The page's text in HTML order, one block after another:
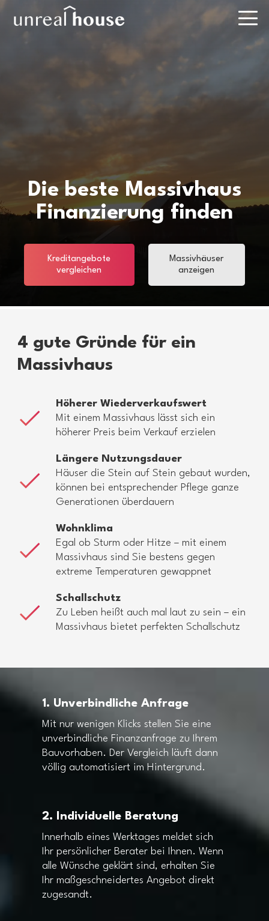
Die beste Massivhaus
Finanzierung finden
Kreditangebote
vergleichen
Massivhäuser
anzeigen
4 gute Gründe für ein
Massivhaus
Höherer Wiederverkaufswert
Mit einem Massivhaus lässt sich ein
höherer Preis beim Verkauf erzielen
Längere Nutzungsdauer
Häuser die Stein auf Stein gebaut wurden,
können bei entsprechender Pflege ganze
Generationen überdauern
Wohnklima
Egal ob Sturm oder Hitze – mit einem
Massivhaus sind Sie bestens gegen
extreme Temperaturen gewappnet
Schallschutz
Zu Leben heißt auch mal laut zu sein – ein
Massivhaus bietet perfekten Schallschutz
1. Unverbindliche Anfrage
Mit nur wenigen Klicks stellen Sie eine
unverbindliche Finanzanfrage zu Ihrem
Bauvorhaben. Der Vergleich läuft dann
völlig automatisiert im Hintergrund.
2. Individuelle Beratung
Innerhalb eines Werktages meldet sich
Ihr persönlicher Berater bei Ihnen. Wenn
alle Wünsche geklärt sind, erhalten Sie
Ihr maßgeschneidertes Angebot direkt
zugesandt.